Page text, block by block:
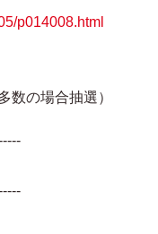
p014008.html
の場合抽選）